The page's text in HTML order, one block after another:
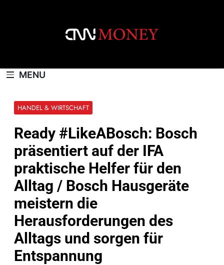
MENU
HANDEL & WIRTSCHAFT
Ready #LikeABosch: Bosch
präsentiert auf der IFA
praktische Helfer für den
Alltag / Bosch Hausgeräte
meistern die
Herausforderungen des
Alltags und sorgen für
Entspannung